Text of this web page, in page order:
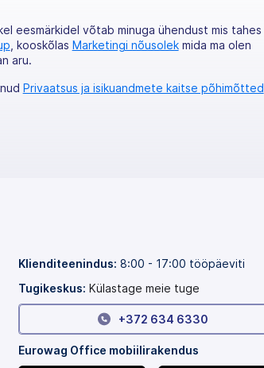
eesmärkidel võtab minuga ühendust mis tahes
, kooskõlas Marketingi nõusolekmida ma olen
aru.
Privaatsus ja isikuandmete kaitse põhimõtted
Klienditeenindus: 8:00 - 17:00 tööpäeviti
Tugikeskus: Külastage meie tuge
+372 634 6330
Eurowag Office mobiilirakendus